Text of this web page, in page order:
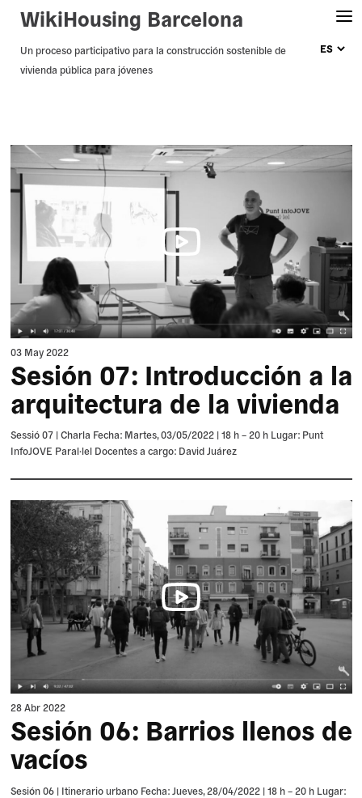
Skip
WikiHousing Barcelona
Un proceso participativo para la construcción sostenible de
vivienda pública para jóvenes
03 May 2022
Sesión 07: Introducción a la
arquitectura de la vivienda
Sessió 07 | Charla Fecha: Martes, 03/05/2022 | 18 h – 20 h Lugar: Punt
InfoJOVE Paral·lel Docentes a cargo: David Juárez
28 Abr 2022
Sesión 06: Barrios llenos de
vacíos
Sesión 06 | Itinerario urbano Fecha: Jueves, 28/04/2022 | 18 h – 20 h Lugar: